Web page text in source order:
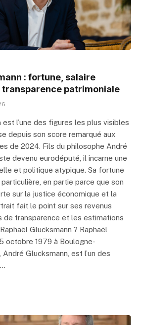
: fortune, salaire
transparence patrimoniale
est l’une des figures les plus visibles
depuis son score remarqué aux
de 2024. Fils du philosophe André
devenu eurodéputé, il incarne une
et politique atypique. Sa fortune
en partie parce que son
sur la justice économique et la
fait le point sur ses revenus
de transparence et les estimations
Glucksmann ? Raphaël
octobre 1979 à Boulogne-
Glucksmann, est l’un des